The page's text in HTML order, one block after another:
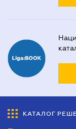
КАТАЛОГ